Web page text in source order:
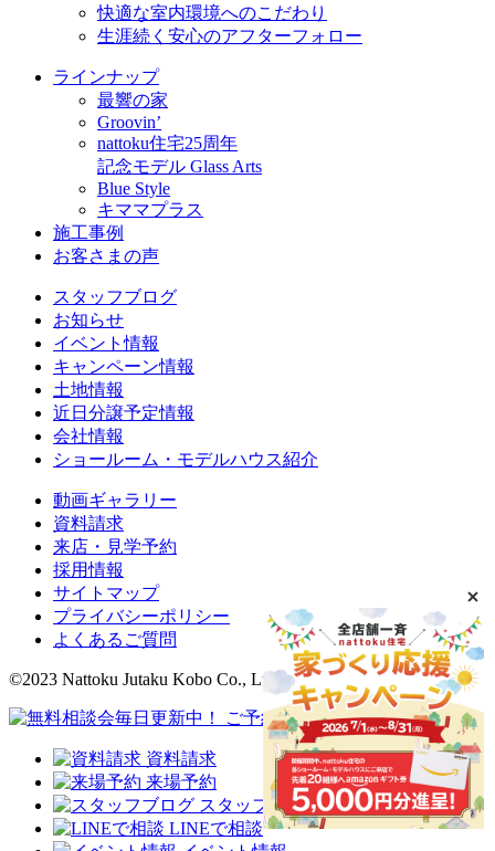
快適な室内環境へのこだわり
生涯続く安心のアフターフォロー
ラインナップ
最響の家
Groovin’
nattoku住宅25周年
記念モデル Glass Arts
Blue Style
キママプラス
施工事例
お客さまの声
スタッフブログ
お知らせ
イベント情報
キャンペーン情報
土地情報
近日分譲予定情報
会社情報
ショールーム・モデルハウス紹介
動画ギャラリー
資料請求
来店・見学予約
採用情報
サイトマップ
プライバシーポリシー
よくあるご質問
©2023 Nattoku Jutaku Kobo Co., Ltd.
資料請求
来場予約
スタッフブログ
LINEで相談